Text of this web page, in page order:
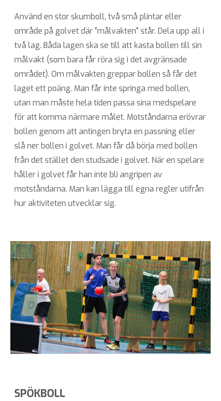
Använd en stor skumboll, två små plintar eller
område på golvet där "målvakten" står. Dela upp all i
två lag. Båda lagen ska se till att kasta bollen till sin
målvakt (som bara får röra sig i det avgränsade
området). Om målvakten greppar bollen så får det
laget ett poäng. Man får inte springa med bollen,
utan man måste hela tiden passa sina medspelare
för att komma närmare målet. Motståndarna erövrar
bollen genom att antingen bryta en passning eller
slå ner bollen i golvet. Man får då börja med bollen
från det stället den studsade i golvet. När en spelare
håller i golvet får han inte bli angripen av
motståndarna. Man kan lägga till egna regler utifrån
hur aktiviteten utvecklar sig.
SPÖKBOLL